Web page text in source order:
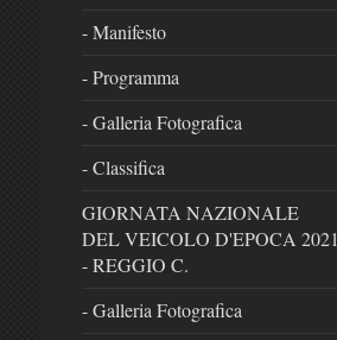
- Manifesto
- Programma
- Galleria Fotografica
- Classifica
GIORNATA NAZIONALE
DEL VEICOLO D'EPOCA 2021
- REGGIO C.
- Galleria Fotografica